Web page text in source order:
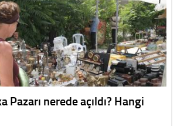
Pazarı nerede açıldı? Hangi